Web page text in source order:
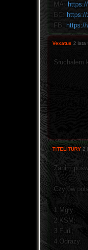
MA:
BC:
FB: https://
Vexatus 2 lata
TITELITURY 2
Zanim
Czy ów
1.Mgły;
2.KSM;
3.Furii;
4.Odrazy.